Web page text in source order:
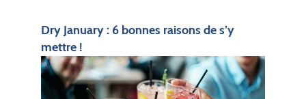
Dry January : 6 bonnes raisons de s’y
mettre !